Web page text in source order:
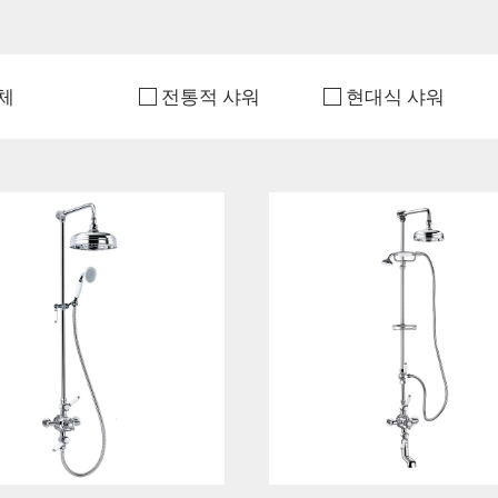
전통적 샤워 현대식 샤워